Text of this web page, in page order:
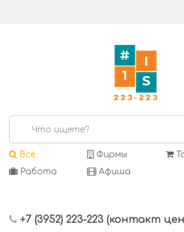
Все Фирмы
Работа
Афиша
+7 (3952) 223-223 (контакт